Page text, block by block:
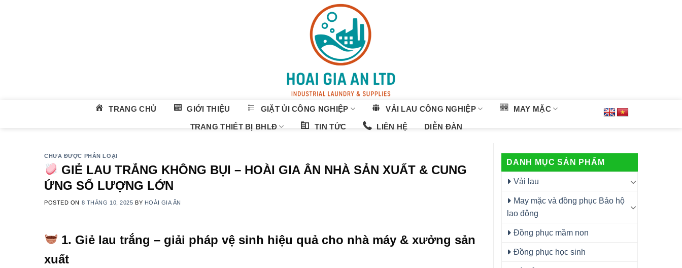
TRANG CHỦ GIỚI THIỆU GIẶT ỦI CÔNG NGHIỆP VẢI LAU CÔNG NGHIỆP MAY MẶC
TRANG THIẾT BỊ BHLĐ TIN TỨC LIÊN HỆ DIỄN ĐÀN
CHƯA ĐƯỢC PHÂN LOẠI
GIẺ LAU TRẮNG KHÔNG BỤI – HOÀI GIA ÂN NHÀ SẢN XUẤT & CUNG
ỨNG SỐ LƯỢNG LỚN
POSTED ON 8 THÁNG 10, 2025 BY HOÀI GIA ÂN
1. Giẻ lau trắng – giải pháp vệ sinh hiệu quả cho nhà máy & xưởng sản
xuất
DANH MỤC SẢN PHẨM
Vải lau
May mặc và đồng phục Bảo hộ
lao động
Đồng phục mầm non
Đồng phục học sinh